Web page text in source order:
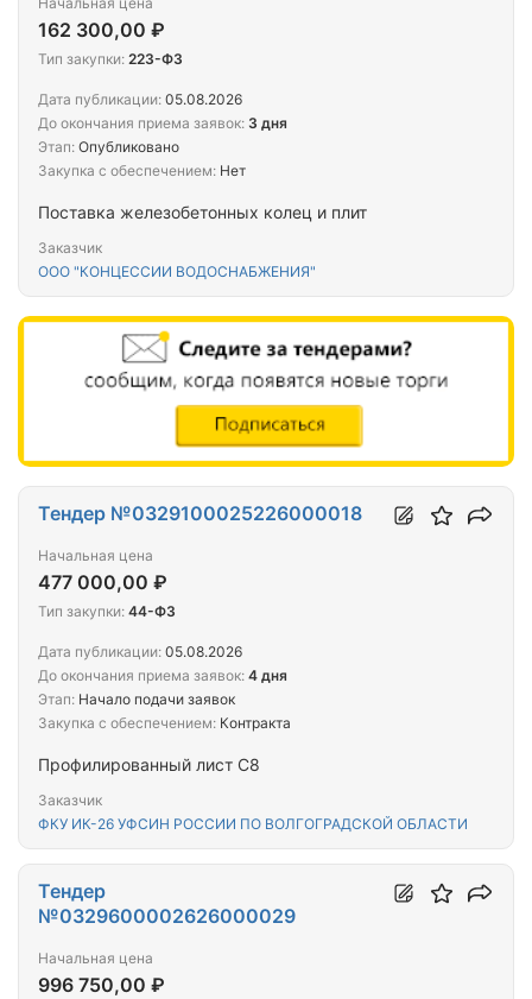
Поставка железобетонных колец и плит
Заказчик
ООО "КОНЦЕССИИ ВОДОСНАБЖЕНИЯ"
162 300,00 ₽
Тип закупки: 223-ФЗ
Дата публикации: 05.08.2026
До окончания приема заявок: 3 дня
Этап: Опубликовано
Закупка с обеспечением: Нет
Профилированный лист С8
Заказчик
ФКУ ИК-26 УФСИН РОССИИ ПО ВОЛГОГРАДСКОЙ ОБЛАСТИ
Тендер №0329100025226000018
Начальная цена
477 000,00 ₽
Тип закупки: 44-ФЗ
Дата публикации: 05.08.2026
До окончания приема заявок: 4 дня
Этап: Начало подачи заявок
Закупка с обеспечением: Контракта
Тендер
№0329600002626000029
Начальная цена
996 750,00 ₽